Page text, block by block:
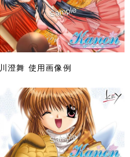
川澄舞 使用画像例